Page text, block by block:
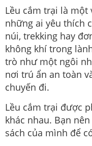
Lều cắm trại là một
những ai yêu thích
núi, trekking hay
không khí trong
trò như một ngôi
nơi trú ẩn an toàn
chuyến đi.
Lều cắm trại được
khác nhau. Bạn
sách của mình để